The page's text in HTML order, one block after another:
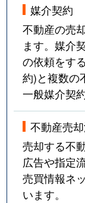
媒介契約
不動産の売
ます。媒介
の依頼をす
約)と複数の
一般媒介契
不動産売
売却する不
広告や指定
売買情報ネ
います。